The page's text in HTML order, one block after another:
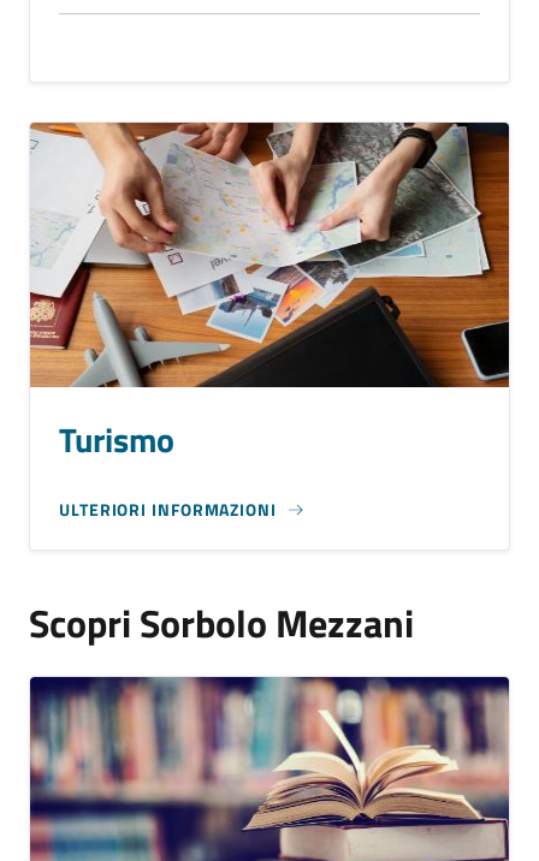
Turismo
ULTERIORI INFORMAZIONI
Scopri Sorbolo Mezzani